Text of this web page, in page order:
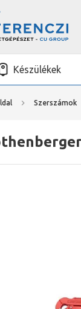
Készülékek
Szerszámok